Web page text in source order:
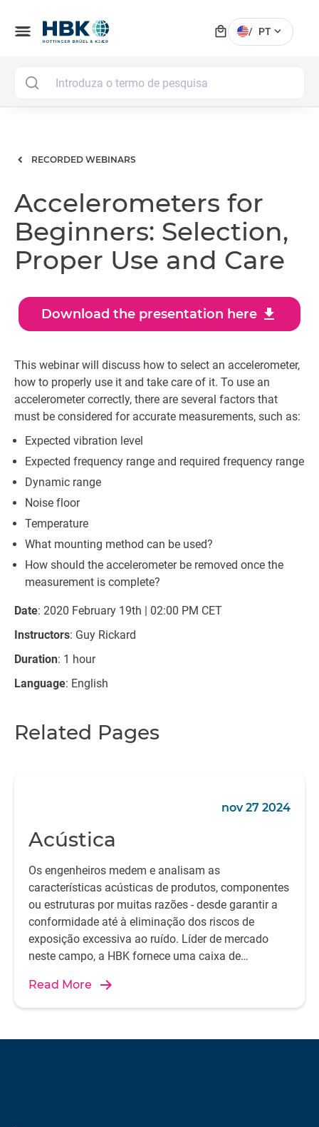
menu local_mall / PT expand_more
RECORDED WEBINARS
Accelerometers for
Beginners: Selection,
Proper Use and Care
Download the presentation here download
This webinar will discuss how to select an accelerometer,
how to properly use it and take care of it. To use an
accelerometer correctly, there are several factors that
must be considered for accurate measurements, such as:
Expected vibration level
Expected frequency range and required frequency range
Dynamic range
Noise floor
Temperature
What mounting method can be used?
How should the accelerometer be removed once the
measurement is complete?
Date: 2020 February 19th | 02:00 PM CET
Instructors: Guy Rickard
Duration: 1 hour
Language: English
Related Pages
nov 27 2024
Acústica
Os engenheiros medem e analisam as
características acústicas de produtos, componentes
ou estruturas por muitas razões - desde garantir a
conformidade até à eliminação dos riscos de
exposição excessiva ao ruído. Líder de mercado
neste campo, a HBK fornece uma caixa de
acústicas confiáveis e eficientes - qualquer que seja
a aplicação.
Read More